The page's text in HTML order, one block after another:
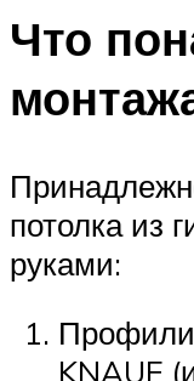
Что
потолка из
руками:
KNAUF